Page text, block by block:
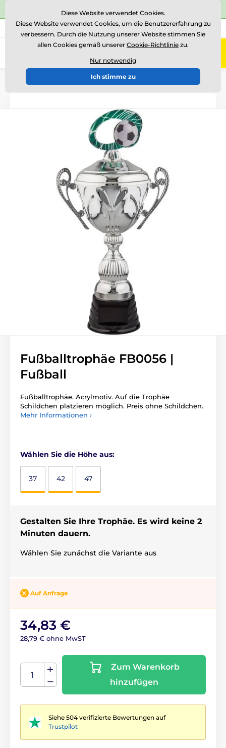
⭐Siehe 504 verifizierte Bewertungen auf
Rufen Sie uns an (Mo-Fr 15-18) +43 676 361 37 22
0
Einführung Auszeichnungen nach Thema
Fußballtrophäe FB0056 |
Fußball
Fußballtrophäe. Acrylmotiv. Auf die Trophäe
Schildchen platzieren möglich. Preis ohne Schildchen.
Mehr Informationen ›
Wählen Sie die Höhe aus:
37 42 47
Gestalten Sie Ihre Trophäe. Es wird keine 2
Minuten dauern.
Wählen Sie zunächst die Variante aus
Auf Anfrage
34,83 €
28,79 € ohne MwST
Zum Warenkorb
hinzufügen
Siehe 504 verifizierte Bewertungen auf
Trustpilot
Diese Website verwendet Cookies.
Diese Website verwendet Cookies, um die Benutzererfahrung zu
verbessern. Durch die Nutzung unserer Website stimmen Sie
allen Cookies gemäß unserer Cookie-Richtlinie zu.
Nur notwendig
Ich stimme zu